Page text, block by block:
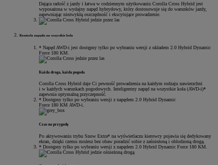
Dająca radość z jazdy i łatwa w codziennym użytkowaniu Corolla Cross Hybrid jest
wyposażona w wydajny napęd hybrydowy, który dostosowuje się do warunków jazdy,
zapewniając niezwykłą oszczędność i ekscytujące prowadzenie.
Kontrola napędu na wszystkie koła
* Napęd AWD-i jest dostępny tylko po wybraniu wersji z układem 2.0 Hybrid Dynamic
Force 180 KM.
Każda droga, każda pogoda
Corolla Cross Hybrid daje Ci pewność prowadzenia na każdym rodzaju nawierzchni
i w każdych warunkach pogodowych. Inteligentny napęd na wszystkie koła (AWD-i)*
zapewnia optymalną przyczepność.
* Dostępny tylko po wybraniu wersji z napędem 2.0 Hybrid Dynamic
Force 180 KM AWD-i.
Czas na przygodę
Po aktywowaniu trybu Snow Extra* na wyświetlaczu kierowcy pojawia się dedykowany
ekran, dzięki czemu możesz bez obaw poradzić sobie z zaśnieżoną i oblodzoną drogą.
* Dostępny tylko po wybraniu wersji z napędem 2.0 Hybrid Dynamic Force 180 KM.